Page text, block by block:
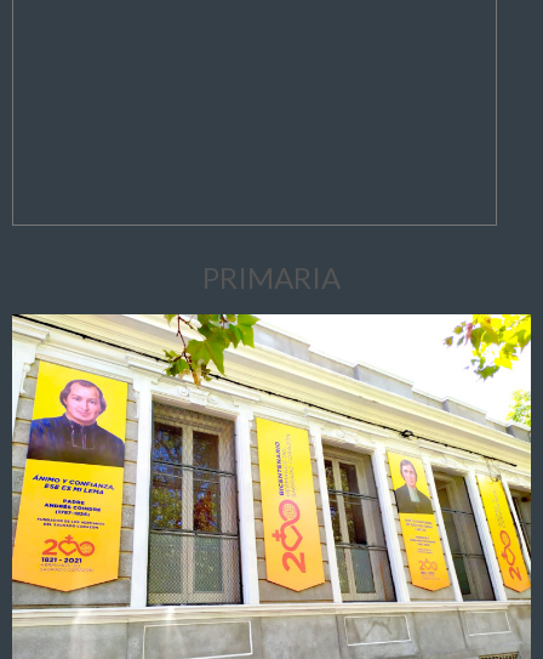
PRIMARIA